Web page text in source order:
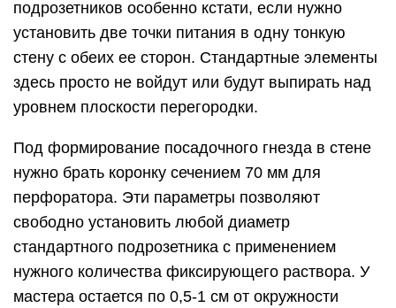
подрозетников особенно кстати, если нужно
установить две точки питания в одну тонкую
стену с обеих ее сторон. Стандартные элементы
здесь просто не войдут или будут выпирать над
уровнем плоскости перегородки.
Под формирование посадочного гнезда в стене
нужно брать коронку сечением 70 мм для
перфоратора. Эти параметры позволяют
свободно установить любой диаметр
стандартного подрозетника с применением
нужного количества фиксирующего раствора. У
мастера остается по 0,5-1 см от окружности